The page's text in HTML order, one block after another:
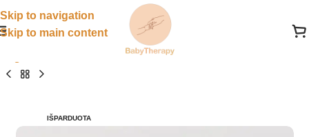
Skip to navigation
Skip to main content
Parduotuvė» Mediniai žaislai
IŠPARDUOTA